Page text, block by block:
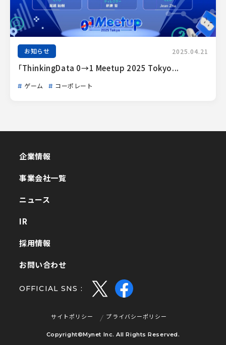
お知らせ 2025.04.21
「ThinkingData 0→1 Meetup 2025 Tokyo...
ゲーム コーポレート
企業情報
事業会社一覧
ニュース
IR
採用情報
お問い合わせ
OFFICIAL SNS :
サイトポリシー
プライバシーポリシー
Copyright©Mynet Inc. All Rights Reserved.